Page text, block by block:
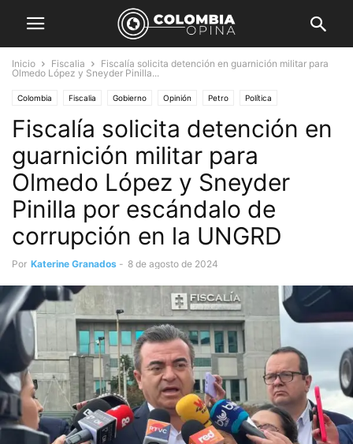
Inicio Fiscalia
Fiscalía solicita detención en guarnición militar para
Olmedo López y Sneyder Pinilla...
Colombia Fiscalia Gobierno Opinión Petro Política
Fiscalía solicita detención en
guarnición militar para
Olmedo López y Sneyder
Pinilla por escándalo de
corrupción en la UNGRD
Por Katerine Granados - 8 de agosto de 2024